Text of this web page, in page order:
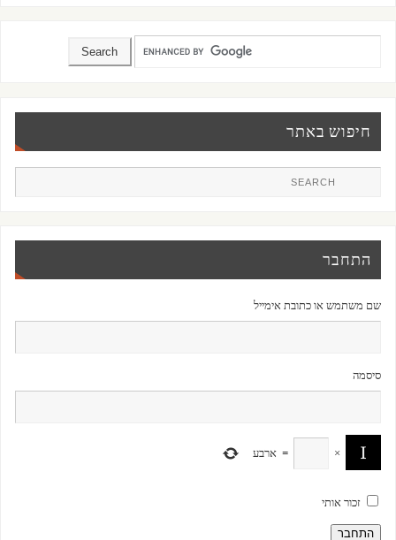
חיפוש באתר
התחבר
שם משתמש או כתובת אימייל
סיסמה
×
= ארבע
זכור אותי
התחבר